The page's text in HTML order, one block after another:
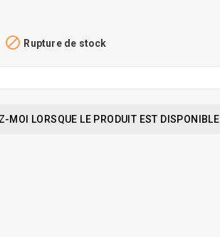
 Rupture de stock
MOI LORSQUE LE PRODUIT EST DISPONIBLE